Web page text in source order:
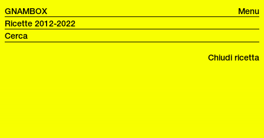
GNAMBOX
Menu
Ricette 2012-2022
Chiudi ricetta